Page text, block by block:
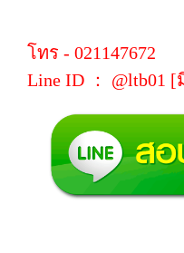
โทร - 021147672
Line ID ： @ltb01